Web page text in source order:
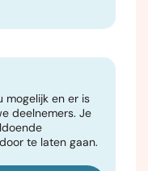
mogelijk en er is
deelnemers. Je
te laten gaan.